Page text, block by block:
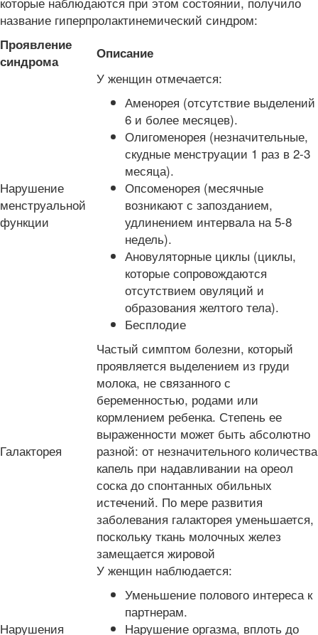
название гиперпролактинемический синдром:
Проявление
синдрома
Описание
Нарушение
менструальной
функции
У женщин отмечается:
Аменорея (отсутствие выделений
6 и более месяцев).
Олигоменорея (незначительные,
скудные менструации 1 раз в 2-3
месяца).
Опсоменорея (месячные
возникают с запозданием,
удлинением интервала на 5-8
недель).
Ановуляторные циклы (циклы,
которые сопровождаются
отсутствием овуляций и
образования желтого тела).
Бесплодие
Галакторея
Частый симптом болезни, который
проявляется выделением из груди
молока, не связанного с
беременностью, родами или
кормлением ребенка. Степень ее
выраженности может быть абсолютно
разной: от незначительного количества
капель при надавливании на ореол
соска до спонтанных обильных
истечений. По мере развития
заболевания галакторея уменьшается,
поскольку ткань молочных желез
замещается жировой
Нарушения
У женщин наблюдается:
Уменьшение полового интереса к
партнерам.
Нарушение оргазма, вплоть до